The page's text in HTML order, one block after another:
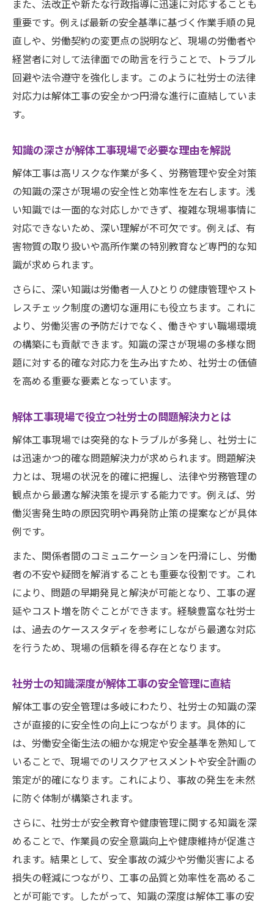
実務で使える安全管理スキルを社労士が身
につける方法
働きながら社労士知識を深める効率術
働きながら解体工事現場で役立つ社労士知
識を養う
社労士の知識を実務に活かすための効率的
解体工事対応力を働きながら高める社労士
社労士知識を深めるための働き方と学習時
間設計
効率的なインプットで社労士知識と現場力
を両立
学びの順序で変わる実務対応力の差
結する理由
学びの順序が解体工事現場の対応力に与え
る影響
効率的な順序で社労士知識を解体工事に活
用する方法
夫点
解体工事に強い社労士を目指す学びの進め
方
インプット方法次第で仕事力が伸びる
社労士インプット方法が解体工事現場力を
左右する
を強化
解体工事の現場で差がつく社労士の勉強法
とは
インプット方法が社労士の実務対応力に直
結する理由
社労士知識を仕事に活かすためのおすすめ
また、法改正や新たな行政指導に迅速に対応することも
重要です。例えば最新の安全基準に基づく作業手順の見
直しや、労働契約の変更点の説明など、現場の労働者や
経営者に対して法律面での助言を行うことで、トラブル
回避や法令遵守を強化します。このように社労士の法律
対応力は解体工事の安全かつ円滑な進行に直結していま
す。
知識の深さが解体工事現場で必要な理由を解説
解体工事は高リスクな作業が多く、労務管理や安全対策
の知識の深さが現場の安全性と効率性を左右します。浅
い知識では一面的な対応しかできず、複雑な現場事情に
対応できないため、深い理解が不可欠です。例えば、有
害物質の取り扱いや高所作業の特別教育など専門的な知
識が求められます。
さらに、深い知識は労働者一人ひとりの健康管理やスト
レスチェック制度の適切な運用にも役立ちます。これに
より、労働災害の予防だけでなく、働きやすい職場環境
の構築にも貢献できます。知識の深さが現場の多様な問
題に対する的確な対応力を生み出すため、社労士の価値
を高める重要な要素となっています。
解体工事現場で役立つ社労士の問題解決力とは
解体工事現場では突発的なトラブルが多発し、社労士に
は迅速かつ的確な問題解決力が求められます。問題解決
力とは、現場の状況を的確に把握し、法律や労務管理の
観点から最適な解決策を提示する能力です。例えば、労
働災害発生時の原因究明や再発防止策の提案などが具体
例です。
また、関係者間のコミュニケーションを円滑にし、労働
者の不安や疑問を解消することも重要な役割です。これ
により、問題の早期発見と解決が可能となり、工事の遅
延やコスト増を防ぐことができます。経験豊富な社労士
は、過去のケーススタディを参考にしながら最適な対応
を行うため、現場の信頼を得る存在となります。
社労士の知識深度が解体工事の安全管理に直結
解体工事の安全管理は多岐にわたり、社労士の知識の深
さが直接的に安全性の向上につながります。具体的に
は、労働安全衛生法の細かな規定や安全基準を熟知して
いることで、現場でのリスクアセスメントや安全計画の
策定が的確になります。これにより、事故の発生を未然
に防ぐ体制が構築されます。
さらに、社労士が安全教育や健康管理に関する知識を深
めることで、作業員の安全意識向上や健康維持が促進さ
れます。結果として、安全事故の減少や労働災害による
損失の軽減につながり、工事の品質と効率性を高めるこ
とが可能です。したがって、知識の深度は解体工事の安